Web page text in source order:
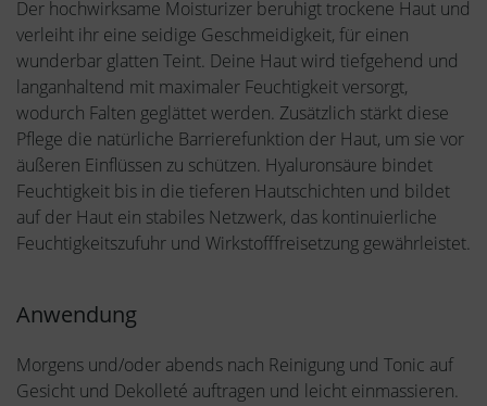
Der hochwirksame Moisturizer beruhigt trockene Haut und
verleiht ihr eine seidige Geschmeidigkeit, für einen
wunderbar glatten Teint. Deine Haut wird tiefgehend und
langanhaltend mit maximaler Feuchtigkeit versorgt,
wodurch Falten geglättet werden. Zusätzlich stärkt diese
Pflege die natürliche Barrierefunktion der Haut, um sie vor
äußeren Einflüssen zu schützen. Hyaluronsäure bindet
Feuchtigkeit bis in die tieferen Hautschichten und bildet
auf der Haut ein stabiles Netzwerk, das kontinuierliche
Feuchtigkeitszufuhr und Wirkstofffreisetzung gewährleistet.
Anwendung
Morgens und/oder abends nach Reinigung und Tonic auf
Gesicht und Dekolleté auftragen und leicht einmassieren.